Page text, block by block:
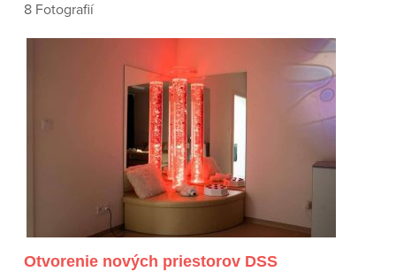
8 Fotografií
Otvorenie nových priestorov DSS